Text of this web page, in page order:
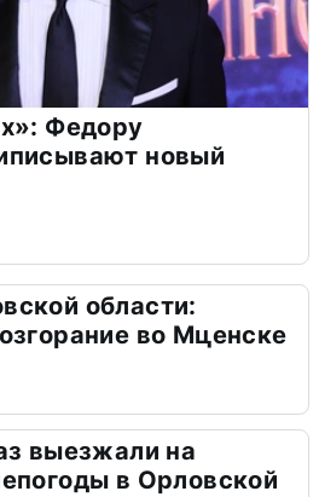
Федору
новый
области:
во Мценске
выезжали на
в Орловской